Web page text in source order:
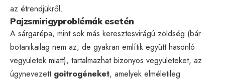
az étrendjükről.
Pajzsmirigyproblémák esetén
A sárgarépa, mint sok más keresztesvirágú zöldség (bár
botanikailag nem az, de gyakran említik együtt hasonló
vegyületek miatt), tartalmazhat bizonyos vegyületeket, az
úgynevezett goitrogéneket, amelyek elméletileg